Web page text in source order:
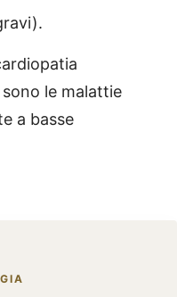
le malattie
a basse